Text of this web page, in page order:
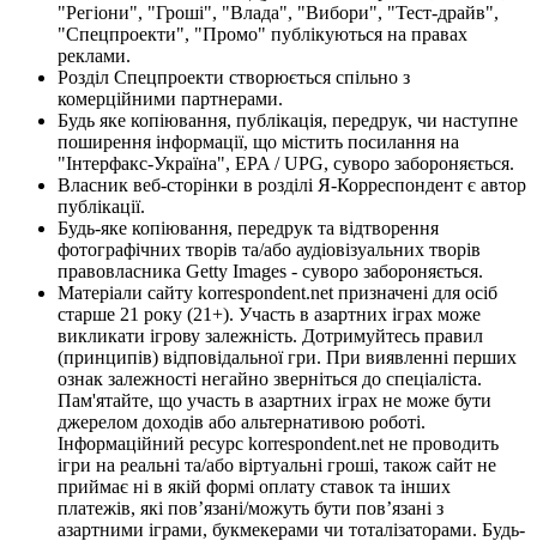
"Регіони", "Гроші", "Влада", "Вибори", "Тест-драйв",
"Спецпроекти", "Промо" публікуються на правах
реклами.
Розділ Спецпроекти створюється спільно з
комерційними партнерами.
Будь яке копіювання, публікація, передрук, чи наступне
поширення інформації, що містить посилання на
"Інтерфакс-Україна", EPA / UPG, суворо забороняється.
Власник веб-сторінки в розділі Я-Корреспондент є автор
публікації.
Будь-яке копіювання, передрук та відтворення
фотографічних творів та/або аудіовізуальних творів
правовласника Getty Images - суворо забороняється.
Матеріали сайту korrespondent.net призначені для осіб
старше 21 року (21+). Участь в азартних іграх може
викликати ігрову залежність. Дотримуйтесь правил
(принципів) відповідальної гри. При виявленні перших
ознак залежності негайно зверніться до спеціаліста.
Пам'ятайте, що участь в азартних іграх не може бути
джерелом доходів або альтернативою роботі.
Інформаційний ресурс korrespondent.net не проводить
ігри на реальні та/або віртуальні гроші, також сайт не
приймає ні в якій формі оплату ставок та інших
платежів, які пов’язані/можуть бути пов’язані з
азартними іграми, букмекерами чи тоталізаторами. Будь-